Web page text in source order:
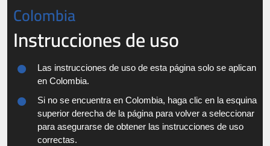
Colombia
Instrucciones de uso
Las instrucciones de uso de esta página solo se aplican
en Colombia.
Si no se encuentra en Colombia, haga clic en la esquina
superior derecha de la página para volver a seleccionar
para asegurarse de obtener las instrucciones de uso
correctas.